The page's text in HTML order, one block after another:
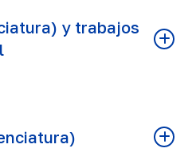
y trabajos